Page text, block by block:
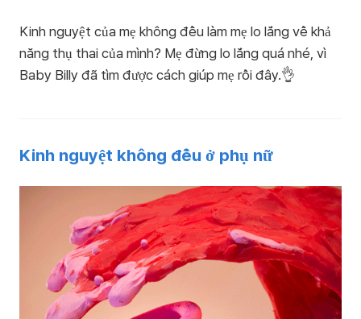
Kinh nguyệt của mẹ không đều làm mẹ lo lắng về khả
năng thụ thai của mình? Mẹ đừng lo lắng quá nhé, vì
Baby Billy đã tìm được cách giúp mẹ rồi đây.👌
Kinh nguyệt không đều ở phụ nữ